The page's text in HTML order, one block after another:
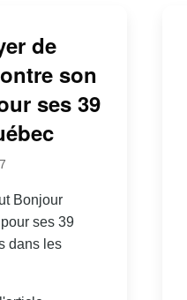
de
son
ses 39
Bonjour
ses 39
dans les